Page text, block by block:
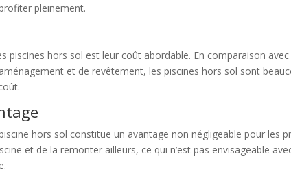
pleinement.
piscines hors sol est leur coût abordable. En comparaison
et de revêtement, les piscines hors sol sont
hors sol constitue un avantage non négligeable pour les
et de la remonter ailleurs, ce qui n’est pas envisageable